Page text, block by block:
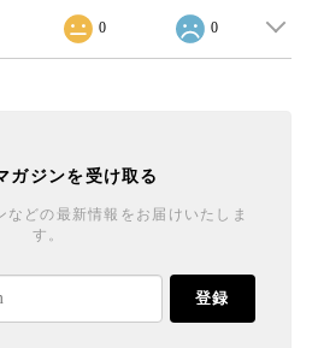
0 0
ガジンを受け取る
などの最新情報をお届けいたしま
す。
登録